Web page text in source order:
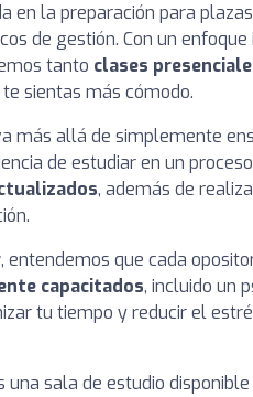
en la preparación para
de gestión. Con un
tanto clases
sientas más cómodo.
más allá de simplemente
de estudiar en un
, además de
, entendemos que cada
capacitados, incluido un
tu tiempo y reducir el
una sala de estudio